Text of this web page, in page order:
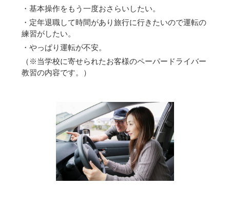
・基本操作をもう一度おさらいしたい。
・定年退職して時間があり旅行に行きたいので運転の
練習がしたい。
・やっぱり運転が不安。
（※当学校に寄せられたお客様のペーパードライバー
教習の内容です。）